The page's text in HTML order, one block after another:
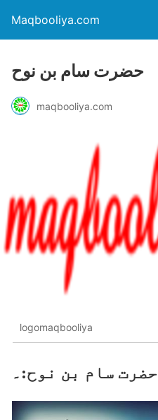
Maqbooliya.com
حضرت سام بن نوح
maqbooliya.com
logomaqbooliya
حضرت سام بن نوح:۔